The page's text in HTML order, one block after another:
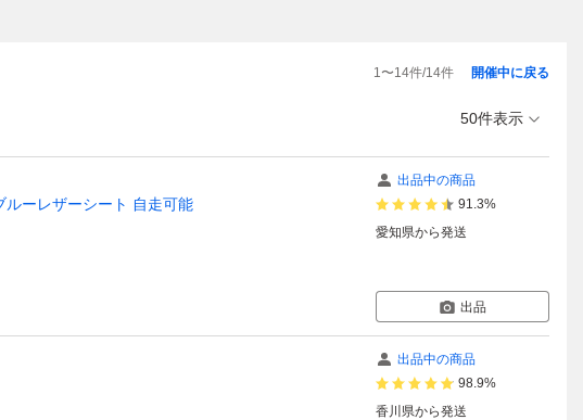
1〜14件/14件 開催中に戻る
50件表示
ーレザーシート 自走可能
出品中の商品
91.3%
愛知県から発送
出品
出品中の商品
98.9%
香川県から発送